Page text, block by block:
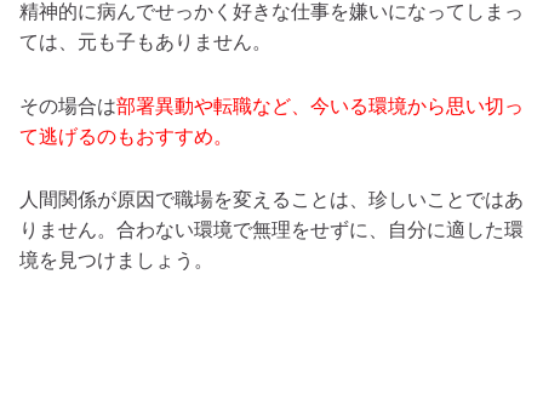
精神的に病んでせっかく好きな仕事を嫌いになってしまっ
ては、元も子もありません。
その場合は部署異動や転職など、今いる環境から思い切っ
て逃げるのもおすすめ。
人間関係が原因で職場を変えることは、珍しいことではあ
りません。合わない環境で無理をせずに、自分に適した環
境を見つけましょう。